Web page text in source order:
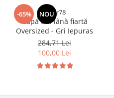
-65% NOU
drgtr78
Capă din lână fiartă
Oversized - Gri Iepuras
284,71 Lei
100,00 Lei